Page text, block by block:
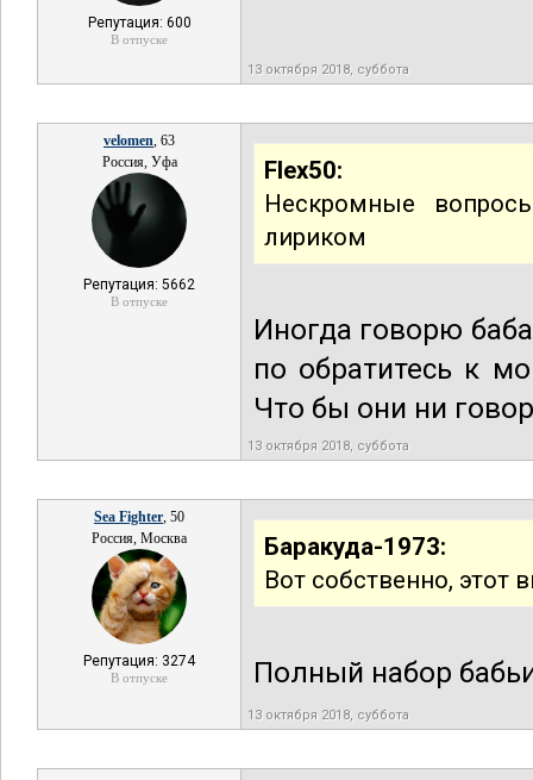
Репутация: 600
В отпуске
13 октября 2018, суббота
velomen, 63
Россия, Уфа
Репутация: 5662
В отпуске
Flex50:
Нескромные
лириком
Иногда говорю
по обратитесь к
Что бы они ни
13 октября 2018, суббота
Sea Fighter, 50
Россия, Москва
Репутация: 3274
В отпуске
Баракуда-1973:
Вот собственно, этот
Полный набор
13 октября 2018, суббота